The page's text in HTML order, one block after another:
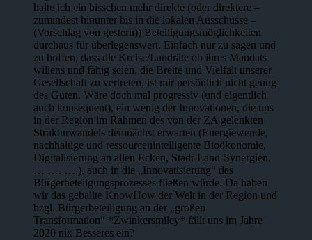
halte ich ein bisschen mehr direkte (oder direktere –
zumindest hinunter bis in die lokalen Ausschüsse –
(Vorschlag von gestern)) Beteiligungsmöglichkeiten
durchaus für überlegenswert. Einfach nur zu sagen und
zu hoffen, dass die Kreise/Landräte ob ihres Mandats
willens und fähig seien, die Breite und Vielfalt unserer
Gesellschaft zu vertreten, ist mir persönlich nicht genug
des Guten. Wäre doch mal progressiv (und eigentlich
auch konsequent), ein wenig der Innovationen, die uns
in der Region im Rahmen des von der ZA gelenkten
Strukturwandels demnächst erwarten (Energiewende,
nachhaltige und ressourcenintelligente Bioökonomie,
Digitalisierung an allen Ecken, Stadt-Land-Synergien,
… …. ….), auch in die „Innovatisierung“ des
Bürgerbeteilgungsprozesses fließen würde. Da haben
wir das geballte KnowHow der Welt in der Region und
bzgl. Bürgerbeteiligung an der „großen
Transformation“ *Zwinkersmiley* fällt uns im Jahre
2020 nix Besseres ein?